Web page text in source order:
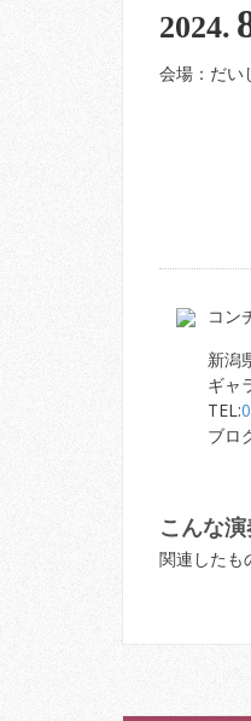
2024.
会場：だい
コン
新潟
ギャ
TEL:
ブロ
こんな
関連したも